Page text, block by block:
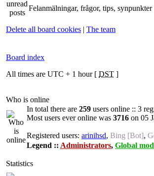
Felanmälningar, frågor, tips,
Delete all board cookies | The team
Board index
All times are UTC + 1 hour [ DST ]
Who is online
In total there are 259 users online :: 3
Most users ever online was 3716 on 05
Registered users: arinihsd, Bing [Bot],
Legend :: Administrators, Global
Statistics